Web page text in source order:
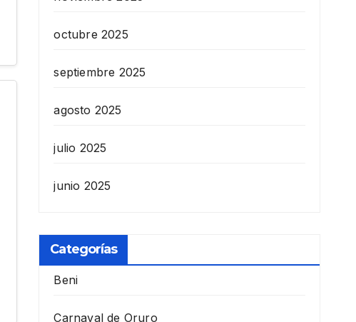
octubre 2025
septiembre 2025
agosto 2025
julio 2025
junio 2025
Categorías
Beni
Carnaval de Oruro